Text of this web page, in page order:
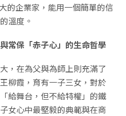
的企業家，能用一個簡單的信
溫度。
常保「赤子心」的生命哲學
，在為父與為師上則充滿了
柳霞，育有一子三女，對於
給舞台，但不給特權」的鐵
女心中最堅毅的典範與在商